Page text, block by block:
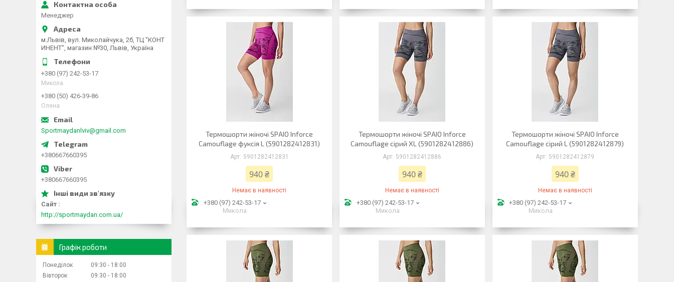
Термошорти жіночі SPAIO Inforce
Camouflage фуксія L (5901282412831)
5901282412831
940 ₴
Немає в наявності
+380 (97) 242-53-17
Микола
Термошорти жіночі SPAIO Inforce
Camouflage сірий XL (5901282412886)
5901282412886
940 ₴
Немає в наявності
+380 (97) 242-53-17
Микола
Термошорти жіночі SPAIO Inforce
Camouflage сірий L (5901282412879)
5901282412879
940 ₴
Немає в наявності
+380 (97) 242-53-17
Микола
Менеджер
м.Львів, вул. Миколайчука, 2б, ТЦ "КОНТ
ИНЕНТ", магазин №30, Львів, Україна
+380 (97) 242-53-17
Микола
+380 (50) 426-39-86
Олена
Sportmaydanlviv@gmail.com
+380667660395
+380667660395
Сайт
http://sportmaydan.com.ua/
Графік роботи
Понеділок 09:30
18:00
Вівторок
09:30
18:00